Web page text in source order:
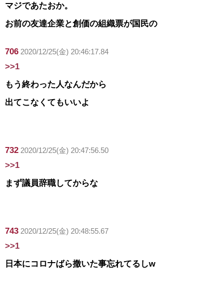
マジであたおか。
お前の友達企業と創価の組織票が国民の
706 2020/12/25(金) 20:46:17.84
>>1
もう終わった人なんだから
出てこなくてもいいよ
732 2020/12/25(金) 20:47:56.50
>>1
まず議員辞職してからな
743 2020/12/25(金) 20:48:55.67
>>1
日本にコロナばら撒いた事忘れてるしw